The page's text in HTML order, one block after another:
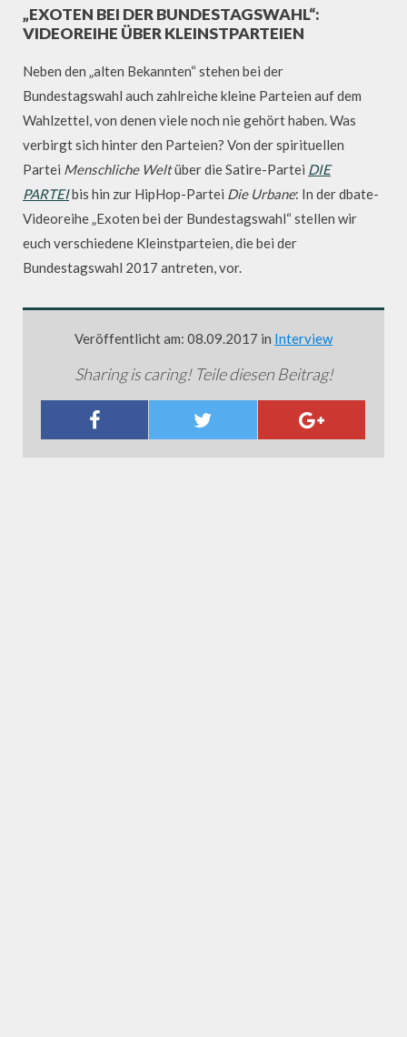
„EXOTEN BEI DER BUNDESTAGSWAHL“:
VIDEOREIHE ÜBER KLEINSTPARTEIEN
Neben den „alten Bekannten“ stehen bei der
Bundestagswahl auch zahlreiche kleine Parteien auf dem
Wahlzettel, von denen viele noch nie gehört haben. Was
verbirgt sich hinter den Parteien? Von der spirituellen
Partei Menschliche Weltüber die Satire-Partei DIE
PARTEIbis hin zur HipHop-Partei Die Urbane: In der dbate-
Videoreihe „Exoten bei der Bundestagswahl“ stellen wir
euch verschiedene Kleinstparteien, die bei der
Bundestagswahl 2017 antreten, vor.
Veröffentlicht am: 08.09.2017 in Interview
Sharing is caring! Teile diesen Beitrag!